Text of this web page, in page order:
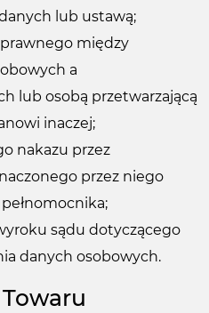
lub ustawą;
między
a
lub osobą przetwarzającą
inaczej;
nakazu przez
przez niego
sądu dotyczącego
danych osobowych.